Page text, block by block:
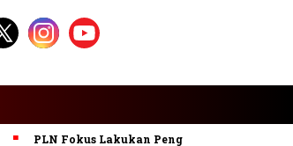
PLN Fokus Lakukan Pengembangan Pembangkit